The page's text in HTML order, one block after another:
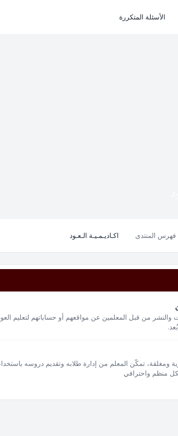
الأسئلة المتكررة
فهرس المنتدى اكـاديـمـيـة الـعـود
والنشر من قبل المعلمين عن مواقعهم أو حساباتهم لتعليم
ومغلقة، تمكّن المعلم من إدارة طلابه وتقديم دروسه
منظم واحترافي